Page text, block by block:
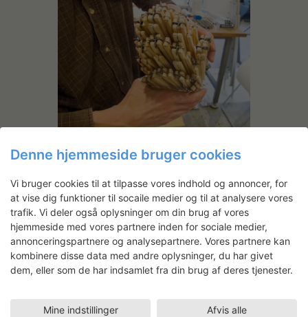
Denne hjemmeside bruger cookies
Vi bruger cookies til at tilpasse vores indhold og annoncer, for
at vise dig funktioner til socaile medier og til at analysere vores
trafik. Vi deler også oplysninger om din brug af vores
hjemmeside med vores partnere inden for sociale medier,
annonceringspartnere og analysepartnere. Vores partnere kan
kombinere disse data med andre oplysninger, du har givet
dem, eller som de har indsamlet fra din brug af deres tjenester.
Mine indstillinger Afvis alle